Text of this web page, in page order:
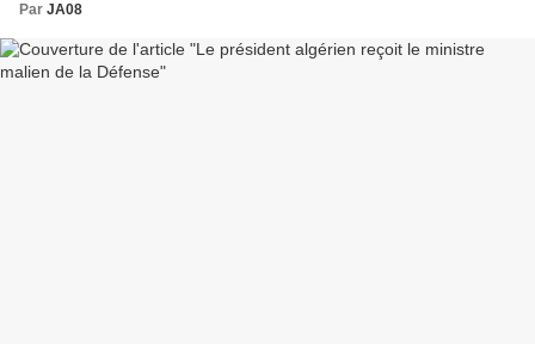
Par JA08